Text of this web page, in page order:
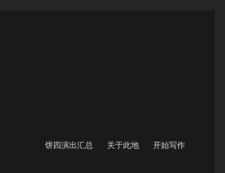
饼四演出汇总 关于此地 开始写作